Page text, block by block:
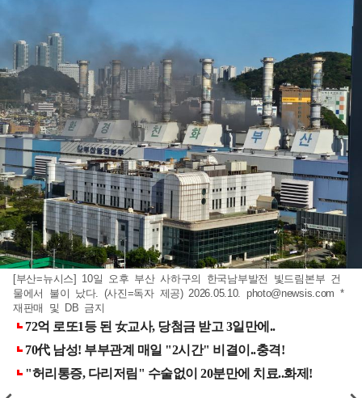
[부산=뉴시스] 10일 오후 부산 사하구의 한국남부발전 빛드림본부 건
물에서 불이 났다. (사진=독자 제공) 2026.05.10. photo@newsis.com *
재판매 및 DB 금지